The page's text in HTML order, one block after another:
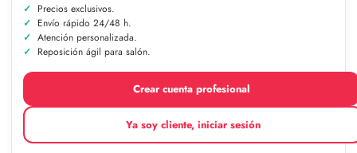
Precios exclusivos.
Envío rápido 24/48 h.
Atención personalizada.
Reposición ágil para salón.
Crear cuenta profesional
Ya soy cliente, iniciar sesión